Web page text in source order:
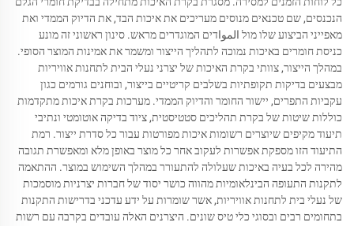
הנכנסים, שם טכנאים מנוסים מעריכים את איכות הבד, את הדיוק הממדי ואת
מאפייני הביצוע שלו מול المواדים המוגדרים מראש. סינון ראשוני זה מונע
כניסת חומרים באיכות נמוכה לתהליך הייצור ומשמר את אמינות המוצר הסופי.
במהלך הייצור, צוותי בקרת האיכות של יצרני נעלי הבית לתחנות אוויריות
מבצעים בדיקות תקופתיות בשלבים קריטיים בייצור, ובוחנים גורמים כגון
עקביות התפרים, יישור החומר והדיוק הממדי. מערכות בקרת איכות מתקדמות
כוללות שיטות של בקרת תהליכים סטטיסטית, ציוד בדיקה אוטומטי ונתיבי
תיעוד מקיפים שיוצרים רשומות איכות מפורטות עבור כל סדרת ייצור. רמת
התיעוד הזו מספקת אפשרות לעקוב אחר כל מוצר באופן מלא ומאפשרת תגובה
מהירה לכל בעיה באיכות שעלולה להתעורר במהלך השימוש במוצר. ההתאמה
לתקנות התעופה הבינלאומיות מהווה כושר יסוד של חברות יצרניות מוסמכות
של נעלי בית לתחנות אוויריות, אשר שומרות על ידע עדכני בדרישות התקנות
בתחומים רבים ובסוגי כלי טיס שונים. היצרנים האלה עובדים בקרבה עם רשות